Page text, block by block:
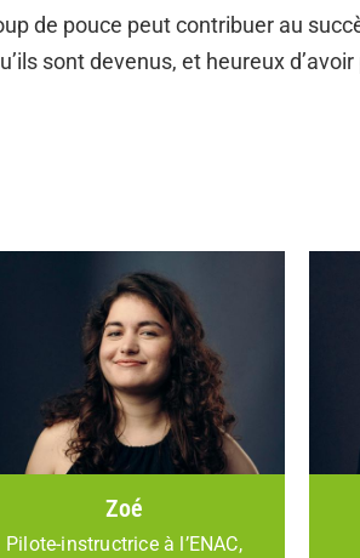
de pouce peut contribuer au
sont devenus, et heureux
Zoé
Pilote-instructrice à l’ENAC,